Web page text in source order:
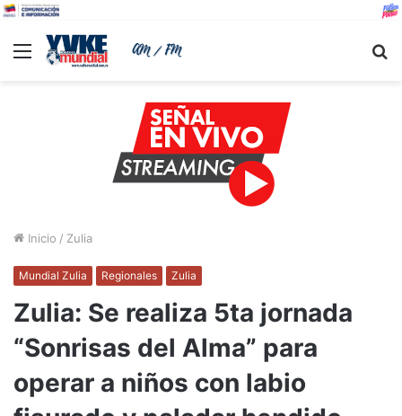
Menu
Inicio / Zulia
Mundial Zulia Regionales Zulia
Zulia: Se realiza 5ta jornada
“Sonrisas del Alma” para
operar a niños con labio